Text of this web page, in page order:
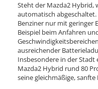
Steht der Mazda2
automatisch
Benziner nur mit geringer
Beispiel beim Anfahren
ausreichender
Insbesondere in der Stadt
Mazda2 Hybrid rund 80
seine gleichmäßige,